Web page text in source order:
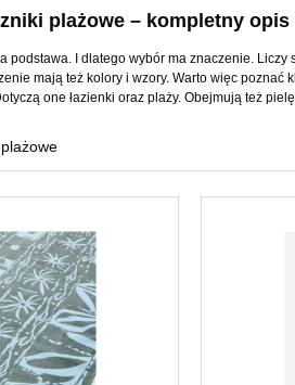
plażowe – kompletny
podstawa. I dlatego wybór ma znaczenie. Liczy
mają też kolory i wzory. Warto więc
one łazienki oraz plaży. Obejmują też